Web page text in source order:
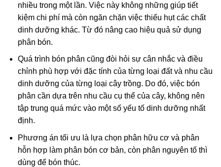
nhiều trong một lần. Việc này không những giúp tiết
kiệm chi phí mà còn ngăn chặn việc thiếu hụt các chất
dinh dưỡng khác. Từ đó nâng cao hiệu quả sử dụng
phân bón.
Quá trình bón phân cũng đòi hỏi sự cân nhắc và điều
chỉnh phù hợp với đặc tính của từng loại đất và nhu cầu
dinh dưỡng của từng loại cây trồng. Do đó, việc bón
phân cần dựa trên nhu cầu cụ thể của cây, không nên
tập trung quá mức vào một số yếu tố dinh dưỡng nhất
định.
Phương án tối ưu là lựa chọn phân hữu cơ và phân
hỗn hợp làm phân bón cơ bản, còn phân nguyên tố thì
dùng để bón thúc.